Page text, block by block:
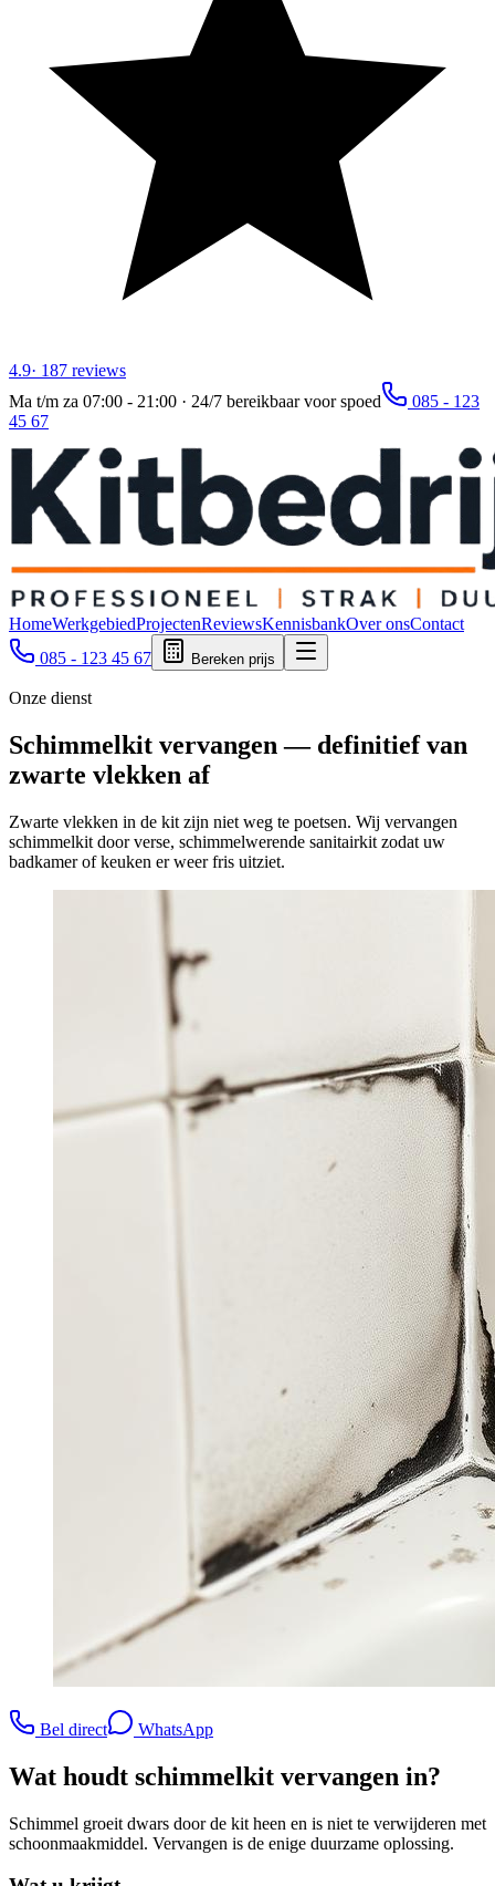
4.9· 187 reviews
Ma t/m za 07:00 - 21:00 · 24/7 bereikbaar voor spoed
085 - 123
45 67
HomeWerkgebiedProjectenReviewsKennisbankOver onsContact
085 - 123 45 67
Bereken prijs
Onze dienst
Schimmelkit vervangen — definitief van
zwarte vlekken af
Zwarte vlekken in de kit zijn niet weg te poetsen. Wij vervangen
schimmelkit door verse, schimmelwerende sanitairkit zodat uw
badkamer of keuken er weer fris uitziet.
Bel direct WhatsApp
Wat houdt schimmelkit vervangen in?
Schimmel groeit dwars door de kit heen en is niet te verwijderen met
schoonmaakmiddel. Vervangen is de enige duurzame oplossing.